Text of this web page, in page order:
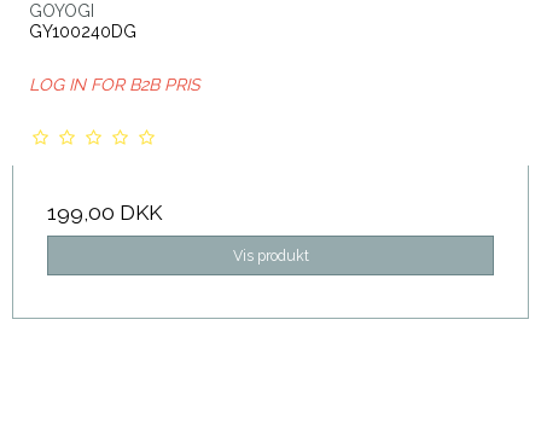
GOYOGI
GY100240DG
LOG IN FOR B2B PRIS
199,00 DKK
Vis produkt